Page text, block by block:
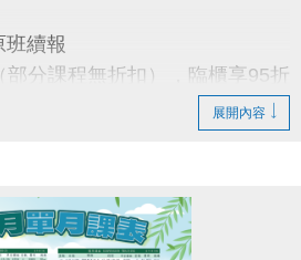
續報
分課程無折扣），臨櫃享95折
4月單月課程
展開內容